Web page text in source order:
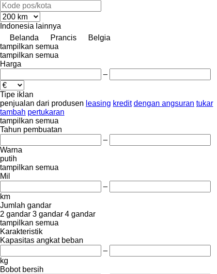
Indonesia lainnya
Belanda
Prancis
Belgia
tampilkan semua
tampilkan semua
Harga
–
Tipe iklan
penjualan dari produsen leasing kredit dengan angsuran tukar
tambah pertukaran
tampilkan semua
Tahun pembuatan
–
Warna
putih
tampilkan semua
Mil
–
km
Jumlah gandar
2 gandar 3 gandar 4 gandar
tampilkan semua
Karakteristik
Kapasitas angkat beban
–
kg
Bobot bersih